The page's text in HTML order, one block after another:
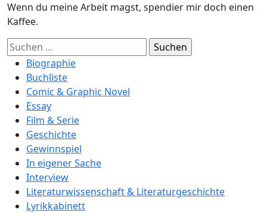
Wenn du meine Arbeit magst, spendier mir doch einen
Kaffee.
Suchen
nach:Biographie
Buchliste
Comic & Graphic Novel
Essay
Film & Serie
Geschichte
Gewinnspiel
In eigener Sache
Interview
Literaturwissenschaft & Literaturgeschichte
Lyrikkabinett